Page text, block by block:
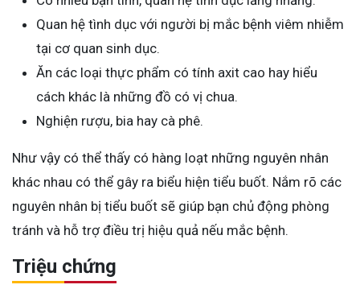
Quan hệ tình dục với người bị mắc bệnh viêm nhiễm
tại cơ quan sinh dục.
Ăn các loại thực phẩm có tính axit cao hay hiểu
cách khác là những đồ có vị chua.
Nghiện rượu, bia hay cà phê.
Như vậy có thể thấy có hàng loạt những nguyên nhân
khác nhau có thể gây ra biểu hiện tiểu buốt. Nắm rõ các
nguyên nhân bị tiểu buốt sẽ giúp bạn chủ động phòng
tránh và hỗ trợ điều trị hiệu quả nếu mắc bệnh.
Triệu chứng